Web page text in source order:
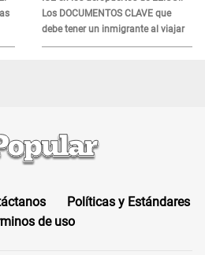
Los DOCUMENTOS CLAVE que
debe tener un inmigrante al viajar
Políticas y Estándares
de uso